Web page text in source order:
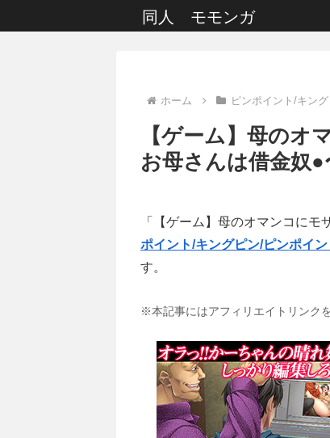
同人 モモンガ
ホーム ピンポイント/キン
【ゲーム】母のオ
お母さんは借金奴●
「【ゲーム】母のオマンコに
ポイント/キングピン/ピンポイ
す。
※本記事にはアフィリエイトリンク